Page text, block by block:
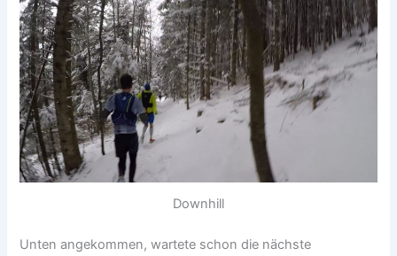
Downhill
Unten angekommen, wartete schon die nächste